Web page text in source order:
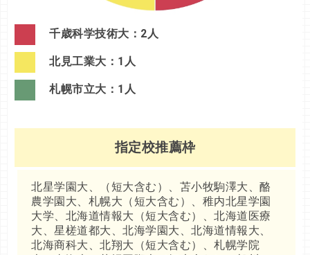
千歳科学技術大：2人
北見工業大：1人
札幌市立大：1人
指定校推薦枠
北星学園大、（短大含む）、苫小牧駒澤大、酪
農学園大、札幌大（短大含む）、稚内北星学園
大学、北海道情報大（短大含む）、北海道医療
大、星槎道都大、北海学園大、北海道情報大、
北海商科大、北翔大（短大含む）、札幌学院